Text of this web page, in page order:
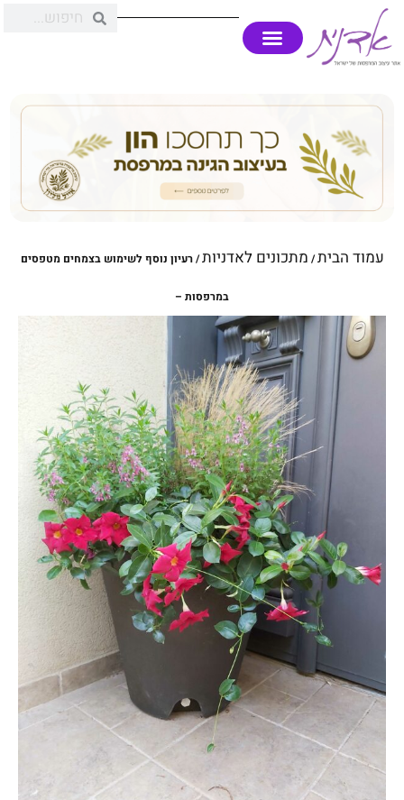
עמוד הבית/ מתכונים לאדניות/ רעיון נוסף לשימוש בצמחים מטפסים
במרפסות –